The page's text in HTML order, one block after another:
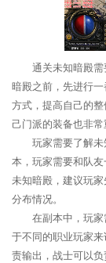
通关未知暗殿
暗殿之前，先进行
方式，提高自己的
己门派的装备也非常
玩家需要了解
本，玩家需要和队
未知暗殿，建议玩
分布情况。
在副本中，玩
于不同的职业玩家
责输出，战士可以